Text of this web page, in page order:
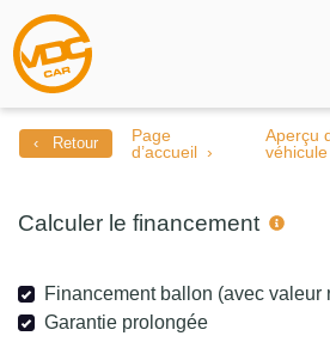
‹ Retour
Page
d’accueil
Aperçu
véhicule
Calculer le financement
Financement ballon (avec valeur
Garantie prolongée